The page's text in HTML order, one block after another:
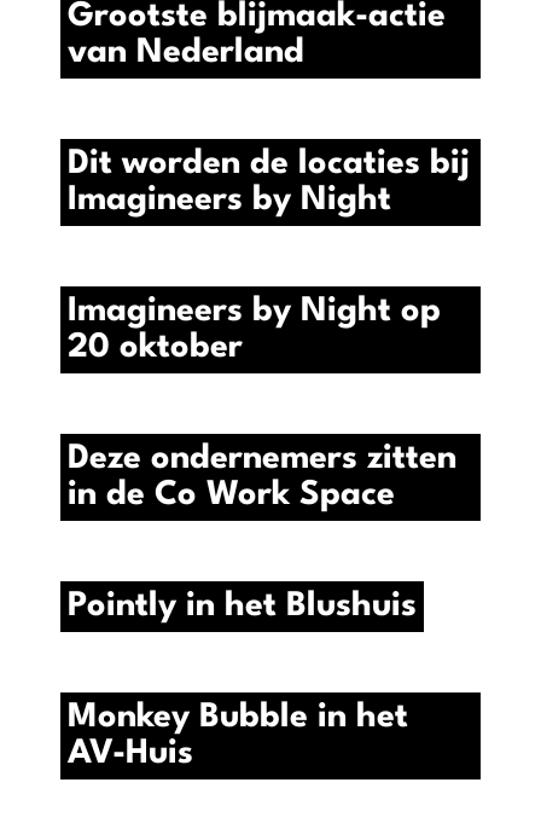
Grootste blijmaak-actie
van Nederland
Dit worden de locaties bij
Imagineers by Night
Imagineers by Night op
20 oktober
Deze ondernemers zitten
in de Co Work Space
Pointly in het Blushuis
Monkey Bubble in het
AV-Huis